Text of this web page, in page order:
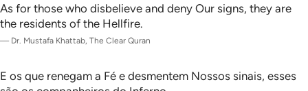
As for those who disbelieve and deny Our signs, they are
the residents of the Hellfire.
— Dr. Mustafa Khattab, The Clear Quran
E os que renegam a Fé e desmentem Nossos sinais, esses